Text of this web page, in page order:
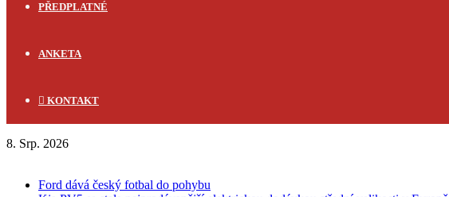
PŘEDPLATNÉ
ANKETA
KONTAKT
8. Srp. 2026
Ford dává český fotbal do pohybu